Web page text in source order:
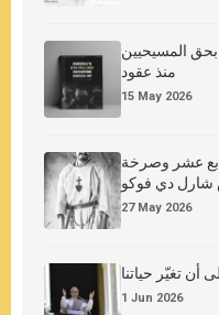
بحق المسيحيين
منذ عقود
15 May 2026
عشر وصرخة
شارل دي فوكو
27 May 2026
أن تغيّر حياتنا
1 Jun 2026